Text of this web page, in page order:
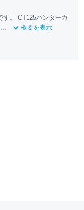
す。 CT125ハンターカ
概要を表示